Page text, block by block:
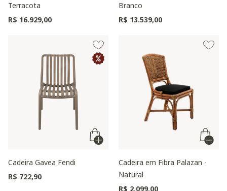
Terracota
R$ 16.929,00
Branco
R$ 13.539,00
Cadeira Gavea Fendi
R$ 722,90
Cadeira em Fibra Palazan -
Natural
R$ 2.099,00